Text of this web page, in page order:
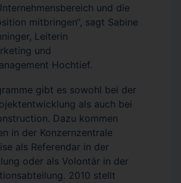
und die
mitbringen“, sagt Sabine
Leiterin
und
Hochtief.
gibt es sowohl bei der
als auch bei
Dazu kommen
in der Konzernzentrale
als Referendar in der
oder als Volontär in der
2010 stellt